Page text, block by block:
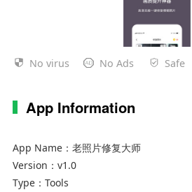
软件特色：
1、照片修复
No virus No Ads Safe
App Information
App Name： 老照片修复大师
Version： v1.0
Type： Tools